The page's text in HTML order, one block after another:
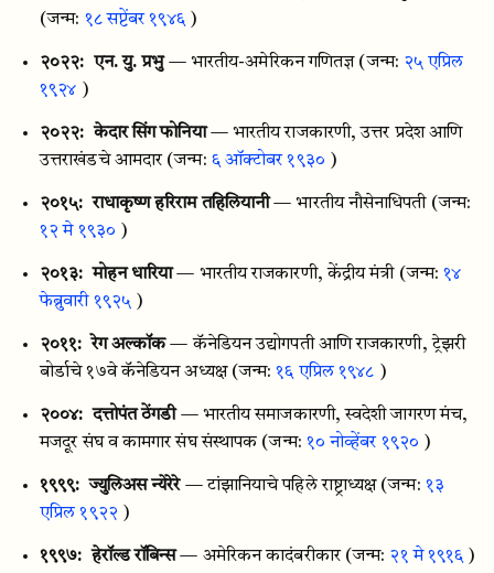
(जन्म: १८ सप्टेंबर १९४६)
२०२२: एन. यु. प्रभु — भारतीय-अमेरिकन गणितज्ञ (जन्म: २५ एप्रिल
१९२४ )
२०२२: केदार सिंग फोनिया — भारतीय राजकारणी, उत्तर प्रदेश आणि
उत्तराखंडचे आमदार (जन्म: ६ ऑक्टोबर १९३० )
२०१५: राधाकृष्ण हरिराम तहिलियानी — भारतीय नौसेनाधिपती (जन्म:
१२ मे १९३० )
२०१३: मोहन धारिया — भारतीय राजकारणी, केंद्रीय मंत्री (जन्म:१४
फेब्रुवारी १९२५ )
२०११: रेग अल्कॉक — कॅनेडियन उद्योगपती आणि राजकारणी, ट्रेझरी
बोर्डाचे १७वे कॅनेडियन अध्यक्ष (जन्म:१६ एप्रिल १९४८ )
२००४: दत्तोपंत ठेंगडी — भारतीय समाजकारणी, स्वदेशी जागरण मंच,
मजदूर संघ व कामगार संघ संस्थापक (जन्म: १० नोव्हेंबर १९२० )
१९९९: ज्युलिअस न्येरेरे — टांझानियाचे पहिले राष्ट्राध्यक्ष (जन्म: १३
एप्रिल १९२२ )
१९९७: हेरॉल्ड रॉबिन्स — अमेरिकन कादंबरीकार (जन्म: २१ मे १९१६ )